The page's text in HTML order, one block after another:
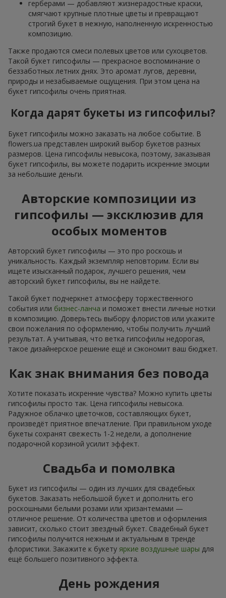
герберами — добавляют жизнерадостные краски,
смягчают крупные плотные цветы и превращают
строгий букет в нежную, наполненную искренностью
композицию.
Также продаются смеси полевых цветов или сухоцветов.
Такой букет гипсофилы — прекрасное воспоминание о
беззаботных летних днях. Это аромат лугов, деревни,
природы и незабываемые ощущения. При этом цена на
букет гипсофилы очень приятная.
Когда дарят букеты из гипсофилы?
Букет гипсофилы можно заказать на любое событие. В
flowers.ua представлен широкий выбор букетов разных
размеров. Цена гипсофилы невысока, поэтому, заказывая
букет гипсофилы, вы можете подарить искренние эмоции
за небольшие деньги.
Авторские композиции из
гипсофилы — эксклюзив для
особых моментов
Авторский букет гипсофилы — это про роскошь и
уникальность. Каждый экземпляр неповторим. Если вы
ищете изысканный подарок, лучшего решения, чем
авторский букет гипсофилы, вы не найдете.
Такой букет подчеркнет атмосферу торжественного
события или бизнес-ланча и поможет внести личные нотки
в композицию. Доверьтесь выбору флористов или укажите
свои пожелания по оформлению, чтобы получить лучший
результат. А учитывая, что ветка гипсофилы недорогая,
такое дизайнерское решение ещё и сэкономит ваш бюджет.
Как знак внимания без повода
Хотите показать искренние чувства? Можно купить цветы
гипсофилы просто так. Цена гипсофилы невысока.
Радужное облачко цветочков, составляющих букет,
произведёт приятное впечатление. При правильном уходе
букеты сохранят свежесть 1-2 недели, а дополнение
подарочной корзиной усилит эффект.
Свадьба и помолвка
Букет из гипсофилы — один из лучших для свадебных
букетов. Заказать небольшой букет и дополнить его
роскошными белыми розами или хризантемами —
отличное решение. От количества цветов и оформления
зависит, сколько стоит звездный букет. Свадебный букет
гипсофилы получится нежным и актуальным в тренде
флористики. Закажите к букету яркие воздушные шары для
ещё большего позитивного эффекта.
День рождения